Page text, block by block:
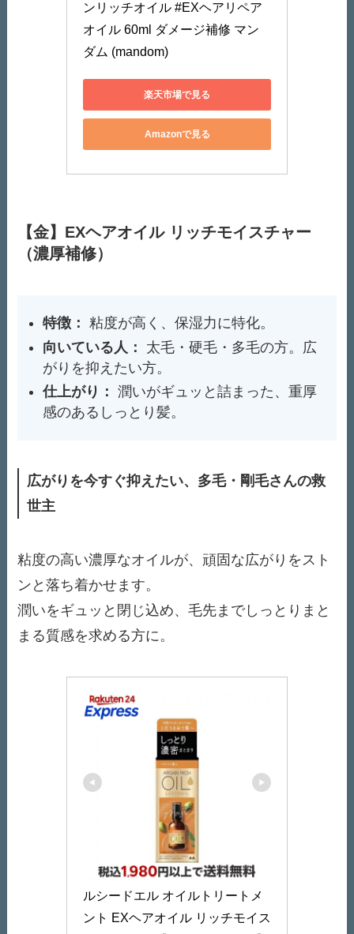
ンリッチオイル #EXヘアリペア
オイル 60ml ダメージ補修 マン
ダム (mandom)
楽天市場で見る
Amazonで見る
【金】EXヘアオイル リッチモイスチャー
（濃厚補修）
特徴： 粘度が高く、保湿力に特化。
向いている人：
太毛・硬毛・多毛の方。広
がりを抑えたい方。
仕上がり： 潤いがギュッと詰まった、重厚
感のあるしっとり髪。
広がりを今すぐ抑えたい、多毛・剛毛さんの救
世主
粘度の高い濃厚なオイルが、頑固な広がりをスト
ンと落ち着かせます。
潤いをギュッと閉じ込め、毛先までしっとりまと
まる質感を求める方に。
ルシードエル オイルトリートメ
ント EXヘアオイル リッチモイス